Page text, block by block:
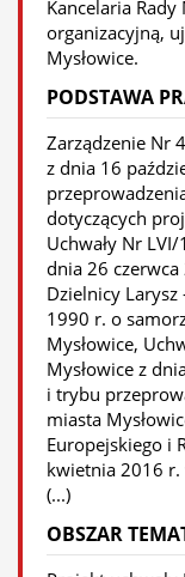
Kancelaria
organizacyjną,
Mysłowice.
PODSTAWA
Zarządzenie Nr
z dnia 16
dotyczących
Uchwały Nr
dnia 26
Dzielnicy
1990 r. o
Mysłowice,
Mysłowice z
i trybu
miasta
Europejskiego i
kwietnia 2016
(...)
OBSZAR